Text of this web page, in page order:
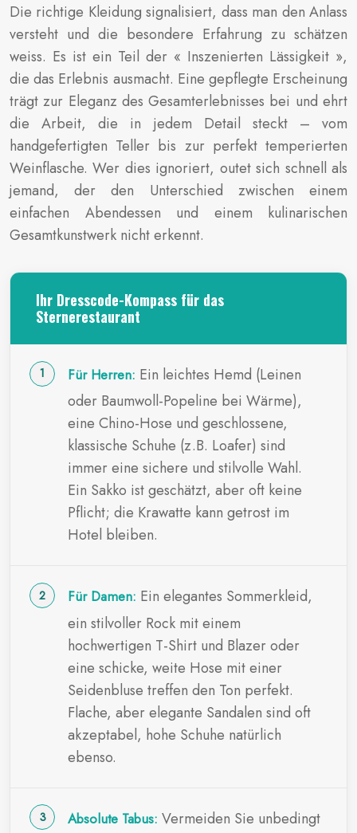
Die richtige Kleidung signalisiert, dass man den Anlass
versteht und die besondere Erfahrung zu schätzen
weiss. Es ist ein Teil der « Inszenierten Lässigkeit »,
die das Erlebnis ausmacht. Eine gepflegte Erscheinung
trägt zur Eleganz des Gesamterlebnisses bei und ehrt
die Arbeit, die in jedem Detail steckt – vom
handgefertigten Teller bis zur perfekt temperierten
Weinflasche. Wer dies ignoriert, outet sich schnell als
jemand, der den Unterschied zwischen einem
einfachen Abendessen und einem kulinarischen
Gesamtkunstwerk nicht erkennt.
Ihr Dresscode-Kompass für das
Sternerestaurant
Für Herren: Ein leichtes Hemd (Leinen
oder Baumwoll-Popeline bei Wärme),
eine Chino-Hose und geschlossene,
klassische Schuhe (z.B. Loafer) sind
immer eine sichere und stilvolle Wahl.
Ein Sakko ist geschätzt, aber oft keine
Pflicht; die Krawatte kann getrost im
Hotel bleiben.
Für Damen: Ein elegantes Sommerkleid,
ein stilvoller Rock mit einem
hochwertigen T-Shirt und Blazer oder
eine schicke, weite Hose mit einer
Seidenbluse treffen den Ton perfekt.
Flache, aber elegante Sandalen sind oft
akzeptabel, hohe Schuhe natürlich
ebenso.
Absolute Tabus: Vermeiden Sie unbedingt